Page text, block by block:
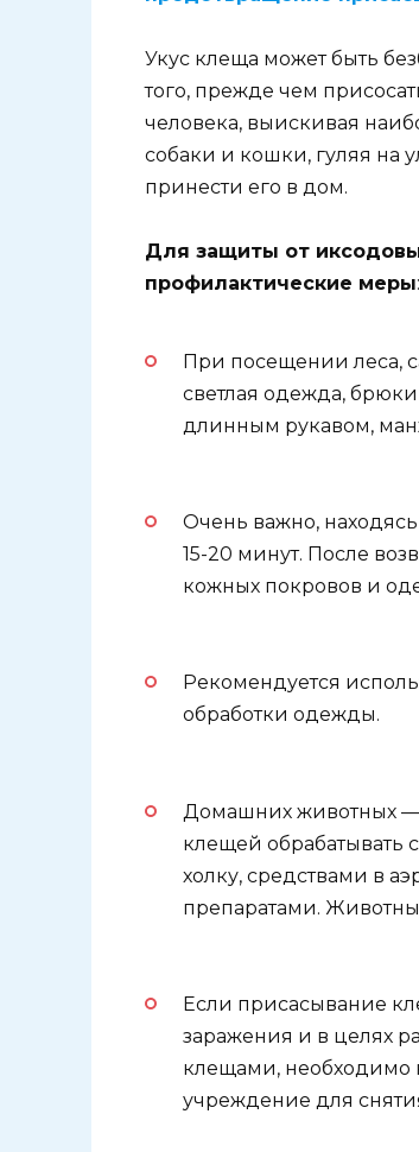
Укус клеща может быть
того, прежде чем
человека, выискивая
собаки и кошки, гуляя на
принести его в дом.
Для защиты от
профилактические меры:
При посещении леса,
светлая одежда,
длинным рукавом,
Очень важно,
15-20 минут. После
кожных покровов и
Рекомендуется
обработки одежды.
Домашних животных —
клещей обрабатывать
холку, средствами в
препаратами.
Если присасывание
заражения и в целях
клещами, необходимо
учреждение для